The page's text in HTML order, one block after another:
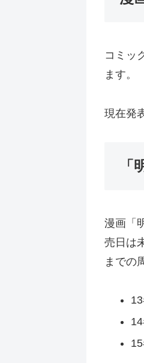
コミッ
ます。
現在発
漫画「
売日は
までの